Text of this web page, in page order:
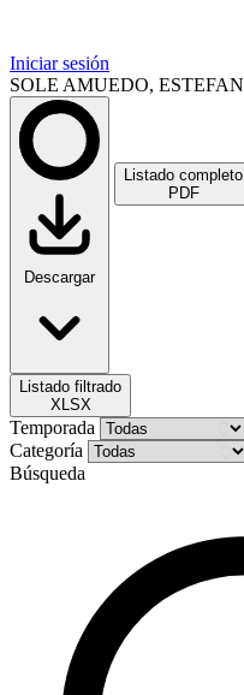
Iniciar sesión
SOLE AMUEDO, ESTEFAN
Descargar
Listado completo
PDF
Listado filtrado
XLSX
Temporada
Categoría
Búsqueda